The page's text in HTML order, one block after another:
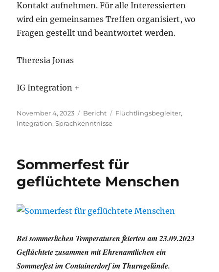
Kontakt aufnehmen. Für alle Interessierten
wird ein gemeinsames Treffen organisiert, wo
Fragen gestellt und beantwortet werden.
Theresia Jonas
IG Integration +
Veröffentlicht
am
November 4, 2023 Kategorien
Bericht Schlagwörter
Flüchtlingsbegleiter,
Integration,Sprachkenntnisse
Sommerfest für
geflüchtete Menschen
Bei sommerlichen Temperaturen feierten am 23.09.2023
Geflüchtete zusammen mit Ehrenamtlichen ein
Sommerfest im Containerdorf im Thurngelände.